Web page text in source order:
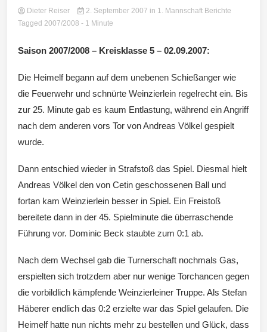
ein-
Wintersd
orf 1950
e. V.
Dieter Reiser 2. September 2007 in 1. Mannschaft Berichte
Tagged 2007/2008 - 1 Minute
Saison 2007/2008 – Kreisklasse 5 – 02.09.2007:
Die Heimelf begann auf dem unebenen Schießanger wie
die Feuerwehr und schnürte Weinzierlein regelrecht ein. Bis
zur 25. Minute gab es kaum Entlastung, während ein Angriff
nach dem anderen vors Tor von Andreas Völkel gespielt
wurde.
Dann entschied wieder in Strafstoß das Spiel. Diesmal hielt
Andreas Völkel den von Cetin geschossenen Ball und
fortan kam Weinzierlein besser in Spiel. Ein Freistoß
bereitete dann in der 45. Spielminute die überraschende
Führung vor. Dominic Beck staubte zum 0:1 ab.
Nach dem Wechsel gab die Turnerschaft nochmals Gas,
erspielten sich trotzdem aber nur wenige Torchancen gegen
die vorbildlich kämpfende Weinzierleiner Truppe. Als Stefan
Häberer endlich das 0:2 erzielte war das Spiel gelaufen. Die
Heimelf hatte nun nichts mehr zu bestellen und Glück, dass